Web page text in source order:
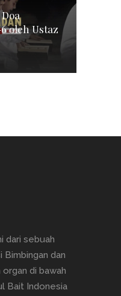
oleh Ustaz
dari sebuah
Bimbingan dan
di bawah
Bait Indonesia